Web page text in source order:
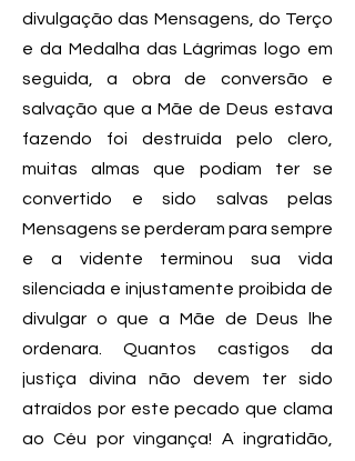
divulgação das Mensagens, do Terço
e da Medalha das Lágrimas logo em
seguida, a obra de conversão e
salvação que a Mãe de Deus estava
fazendo foi destruída pelo clero,
muitas almas que podiam ter se
convertido e sido salvas pelas
Mensagens se perderam para sempre
e a vidente terminou sua vida
silenciada e injustamente proibida de
divulgar o que a Mãe de Deus lhe
ordenara. Quantos castigos da
justiça divina não devem ter sido
atraídos por este pecado que clama
ao Céu por vingança! A ingratidão,